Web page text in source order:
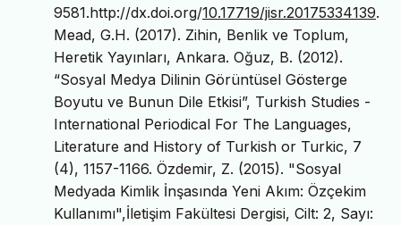
9581.http://dx.doi.org/10.17719/jisr.20175334139.
Mead, G.H. (2017). Zihin, Benlik ve Toplum,
Heretik Yayınları, Ankara. Oğuz, B. (2012).
“Sosyal Medya Dilinin Görüntüsel Gösterge
Boyutu ve Bunun Dile Etkisi”, Turkish Studies -
International Periodical For The Languages,
Literature and History of Turkish or Turkic, 7
(4), 1157-1166. Özdemir, Z. (2015). "Sosyal
Medyada Kimlik İnşasında Yeni Akım: Özçekim
Kullanımı",İletişim Fakültesi Dergisi, Cilt: 2, Sayı: